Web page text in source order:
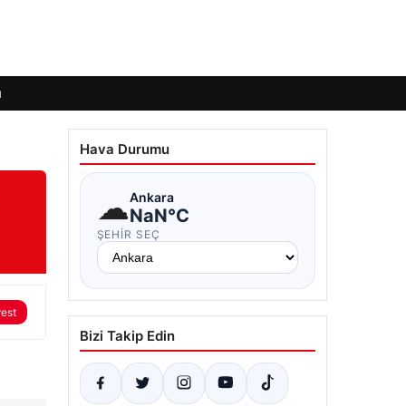
Hava Durumu
☁Ankara
NaN°C
ŞEHIR SEÇ
Bizi Takip Edin